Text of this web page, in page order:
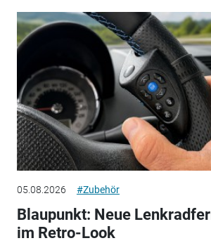
05.08.2026 #Zubehör
Blaupunkt: Neue
im Retro-Look